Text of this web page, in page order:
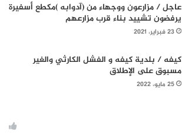
عاجل / مزارعون ووجهاء من (آدوابه )مكطع أسفيرة
يرفضون تشييد بناء قرب مزارعهم
23 فبراير، 2021
كيفه / بلدية كيفه و الفشل الكارثي والغير
مسبوق على الإطلاق
25 مايو، 2022